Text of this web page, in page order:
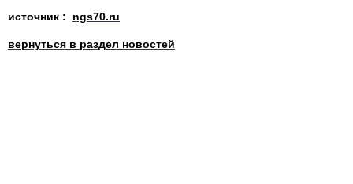
источник : ngs70.ru
вернуться в раздел новостей